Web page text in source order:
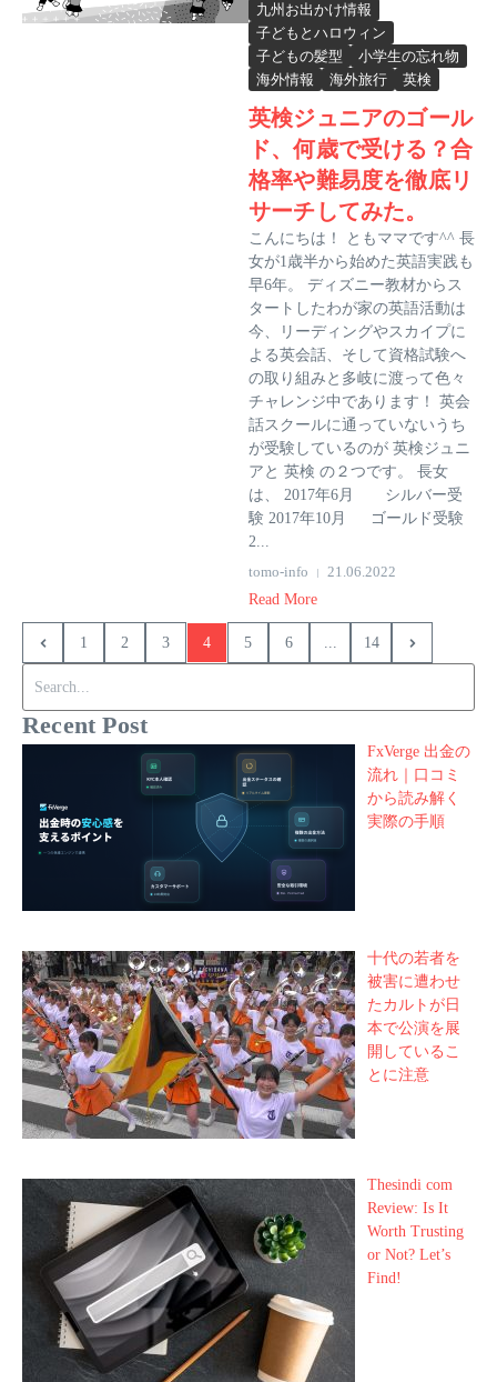
九州お出かけ情報
子どもとハロウィン
子どもの髪型
小学生の忘れ物
海外情報
海外旅行 英検
英検ジュニアのゴール
ド、何歳で受ける？合
格率や難易度を徹底リ
サーチしてみた。
こんにちは！ ともママです^^ 長
女が1歳半から始めた英語実践も
早6年。 ディズニー教材からス
タートしたわが家の英語活動は
今、リーディングやスカイプに
よる英会話、そして資格試験へ
の取り組みと多岐に渡って色々
チャレンジ中であります！ 英会
話スクールに通っていないうち
が受験しているのが 英検ジュニ
アと 英検 の２つです。 長女
は、 2017年6月 シルバー受
験 2017年10月 ゴールド受験
2...
tomo-info
21.06.2022
Read More
1 2 3 4 5 6 ...
14
Recent Post
FxVerge 出金の
流れ｜口コミ
から読み解く
実際の手順
十代の若者を
被害に遭わせ
たカルトが日
本で公演を展
開しているこ
とに注意
Thesindi com
Review: Is It
Worth Trusting
or Not? Let’s
Find!